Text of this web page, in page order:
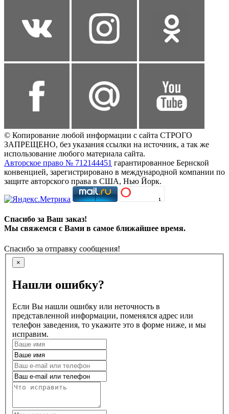
© Копирование любой информации с сайта СТРОГО
ЗАПРЕЩЕНО, без указания ссылки на источник, а так же
использование любого материала сайта.
Авторское право № 712144451 гарантированное Бернской
конвенцией, зарегистрировано в международной компании по
защите авторского права в США, Нью Йорк.
Спасибо за Ваш заказ!
Мы свяжемся с Вами в самое ближайшее время.
Спасибо за отправку сообщения!
×
Нашли ошибку?
Если Вы нашли ошибку или неточность в
представленной информации, поменялся адрес или
телефон заведения, то укажите это в форме ниже, и мы
исправим.